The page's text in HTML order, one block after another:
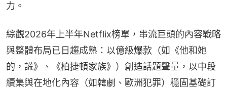
力。
綜觀2026年上半年Netflix榜單，串流巨頭的內容戰略
與整體布局已日趨成熟：以億級爆款（如《他和她
的，謊》、《柏捷頓家族》）創造話題聲量，以中段
續集與在地化內容（如韓劇、歐洲犯罪）穩固基礎訂